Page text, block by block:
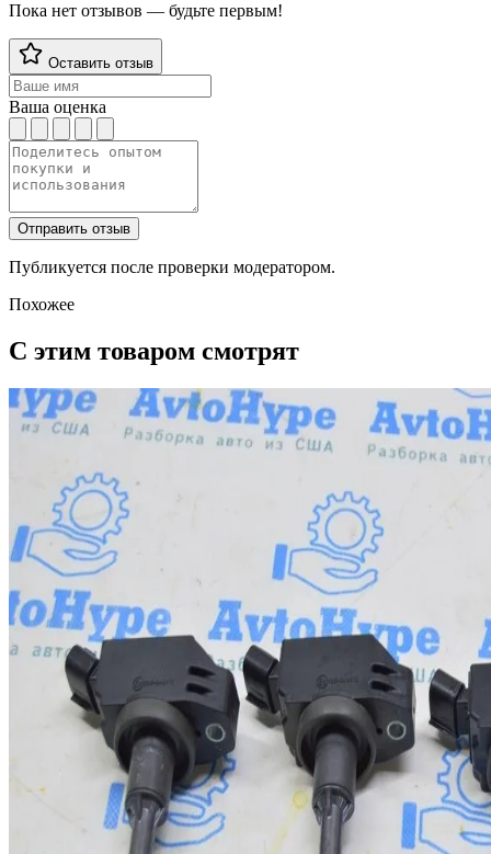
Пока нет отзывов — будьте первым!
Оставить отзыв
Ваша оценка
Отправить отзыв
Публикуется после проверки модератором.
Похожее
С этим товаром смотрят